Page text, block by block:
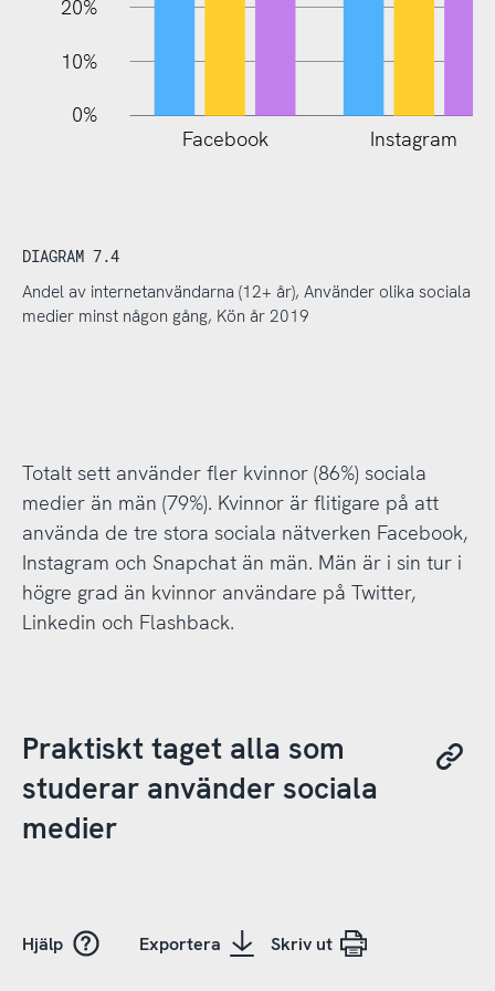
20%
10%
0%
Facebook Instagram
DIAGRAM 7.4
Andel av internetanvändarna (12+ år), Använder olika sociala
medier minst någon gång, Kön år 2019
Totalt sett använder fler kvinnor (86%) sociala
medier än män (79%). Kvinnor är flitigare på att
använda de tre stora sociala nätverken Facebook,
Instagram och Snapchat än män. Män är i sin tur i
högre grad än kvinnor användare på Twitter,
Linkedin och Flashback.
Praktiskt taget alla som
studerar använder sociala
medier
Hjälp Exportera Skriv ut